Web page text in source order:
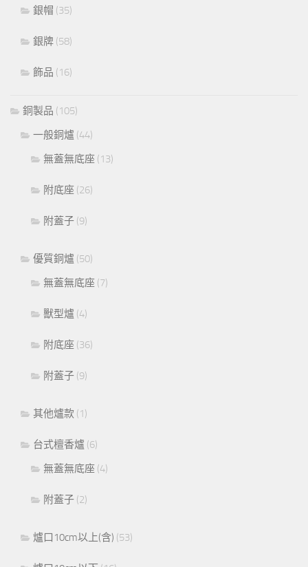
銀帽 (35)
銀牌 (58)
飾品 (16)
銅製品 (105)
一般銅爐 (44)
無蓋無底座 (13)
附底座 (26)
附蓋子 (9)
優質銅爐 (50)
無蓋無底座 (7)
獸型爐 (4)
附底座 (36)
附蓋子 (9)
其他爐款 (1)
台式檀香爐 (6)
無蓋無底座 (4)
附蓋子 (2)
爐口10cm以上(含) (53)